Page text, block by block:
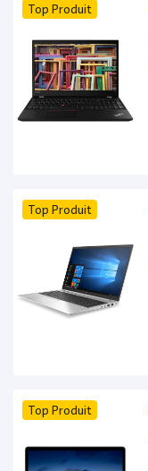
Top Produit
Top Produit
Top Produit